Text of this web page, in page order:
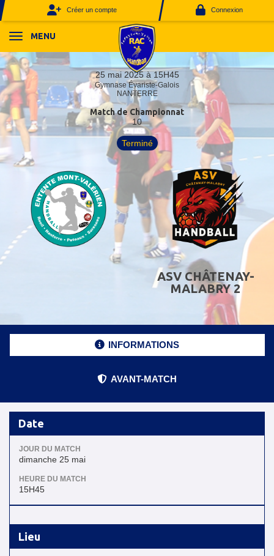
Créer un compte Connexion
MENU
25 mai 2025 à 15H45
Gymnase Évariste-Galois
NANTERRE
Match de Championnat
10
Terminé
ASV CHÂTENAY-
MALABRY 2
INFORMATIONS
AVANT-MATCH
Date
JOUR DU MATCH
dimanche 25 mai
HEURE DU MATCH
15H45
Lieu
Panneau de gestion des cookies